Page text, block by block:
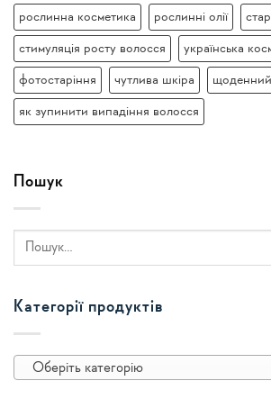
рослинна косметика рослинні олії
стимуляція росту волосся українська
фотостаріння чутлива шкіра
як зупинити випадіння волосся
Пошук
Категорії продуктів
Оберіть категорію